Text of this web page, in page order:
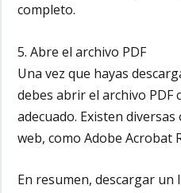
completo.
5. Abre el archivo PDF
Una vez que hayas
debes abrir el archivo PDF
adecuado. Existen
web, como Adobe Acrobat
En resumen, descargar un